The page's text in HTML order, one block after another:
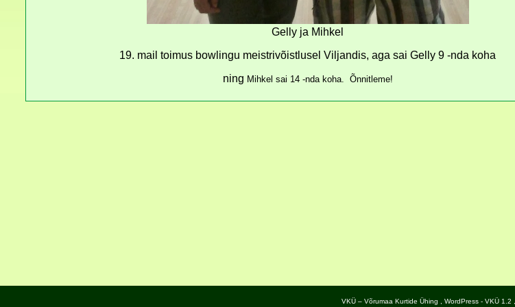
Gelly ja Mihkel
19. mail toimus bowlingu meistrivõistlusel Viljandis, aga sai Gelly 9 -nda koha
ning Mihkel sai 14 -nda koha. Õnnitleme!
VKÜ – Võrumaa Kurtide Ühing WordPress - VKÜ 1.2 ,